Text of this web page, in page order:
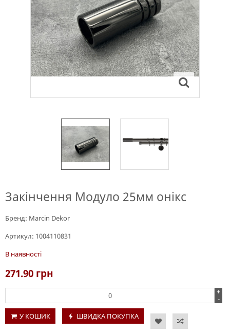
Закінчення Модуло 25мм онікс
Бренд: Marcin Dekor
Артикул: 1004110831
В наявності
271.90 грн
+
-
У КОШИК
ШВИДКА ПОКУПКА